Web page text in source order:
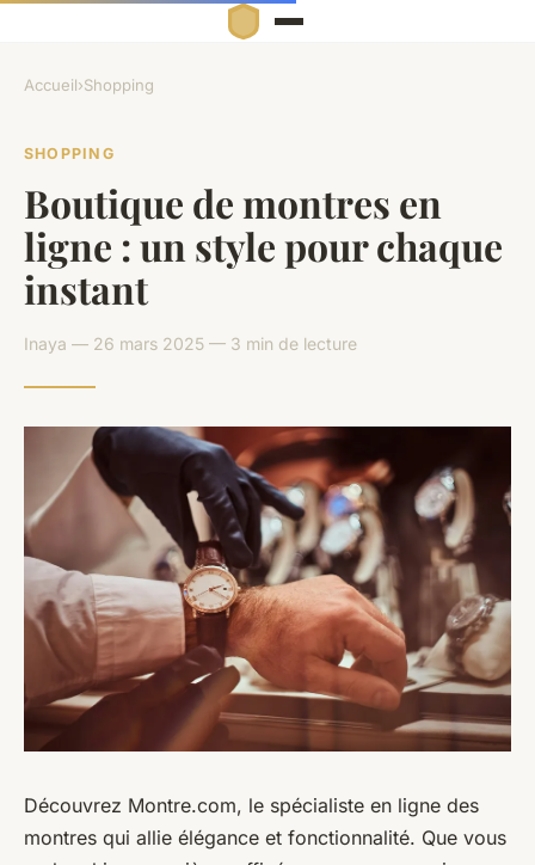
Accueil›Shopping
SHOPPING
Boutique de montres en
ligne : un style pour chaque
instant
Inaya — 26 mars 2025 — 3 min de lecture
Découvrez Montre.com, le spécialiste en ligne des
montres qui allie élégance et fonctionnalité. Que vous